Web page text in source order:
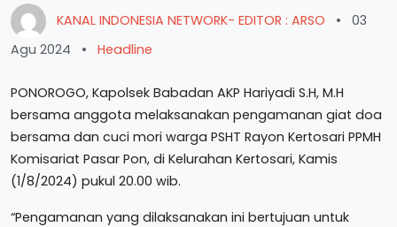
KANAL INDONESIA NETWORK- EDITOR : ARSO •
03
Agu 2024
• Headline
PONOROGO, Kapolsek Babadan AKP Hariyadi S.H, M.H
bersama anggota melaksanakan pengamanan giat doa
bersama dan cuci mori warga PSHT Rayon Kertosari PPMH
Komisariat Pasar Pon, di Kelurahan Kertosari, Kamis
(1/8/2024) pukul 20.00 wib.
“Pengamanan yang dilaksanakan ini bertujuan untuk